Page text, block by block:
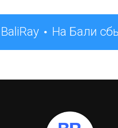
На Бали